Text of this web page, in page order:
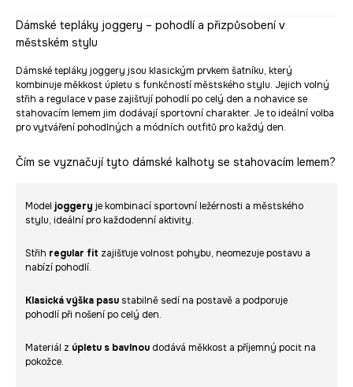
Dámské tepláky joggery – pohodlí a přizpůsobení v
městském stylu
Dámské tepláky joggery jsou klasickým prvkem šatníku, který
kombinuje měkkost úpletu s funkčností městského stylu. Jejich volný
střih a regulace v pase zajišťují pohodlí po celý den a nohavice se
stahovacím lemem jim dodávají sportovní charakter. Je to ideální volba
pro vytváření pohodlných a módních outfitů pro každý den.
Čím se vyznačují tyto dámské kalhoty se stahovacím lemem?
Model joggery je kombinací sportovní ležérnosti a městského
stylu, ideální pro každodenní aktivity.
Střih regular fit zajišťuje volnost pohybu, neomezuje postavu a
nabízí pohodlí.
Klasická výška pasu stabilně sedí na postavě a podporuje
pohodlí při nošení po celý den.
Materiál z úpletu s bavlnou dodává měkkost a příjemný pocit na
pokožce.